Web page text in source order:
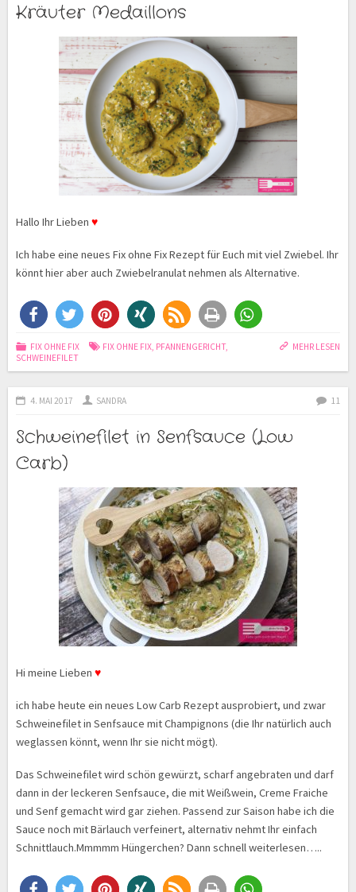
Kräuter Medaillons
Hallo Ihr Lieben ♥
Ich habe eine neues Fix ohne Fix Rezept für Euch mit viel Zwiebel. Ihr
könnt hier aber auch Zwiebelranulat nehmen als Alternative.
MEHR LESEN
FIX OHNE FIX FIX OHNE FIX, PFANNENGERICHT,
SCHWEINEFILET
4. MAI 2017 SANDRA 11
Schweinefilet in Senfsauce (Low
Carb)
Hi meine Lieben ♥
ich habe heute ein neues Low Carb Rezept ausprobiert, und zwar
Schweinefilet in Senfsauce mit Champignons (die Ihr natürlich auch
weglassen könnt, wenn Ihr sie nicht mögt).
Das Schweinefilet wird schön gewürzt, scharf angebraten und darf
dann in der leckeren Senfsauce, die mit Weißwein, Creme Fraiche
und Senf gemacht wird gar ziehen. Passend zur Saison habe ich die
Sauce noch mit Bärlauch verfeinert, alternativ nehmt Ihr einfach
Schnittlauch.Mmmmm Hüngerchen? Dann schnell weiterlesen…..